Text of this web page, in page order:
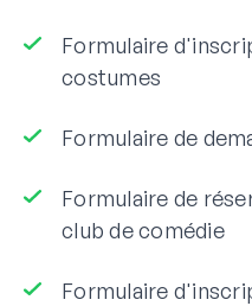
Formulaire
costumes
Formulaire de
Formulaire de
club de comédie
Formulaire